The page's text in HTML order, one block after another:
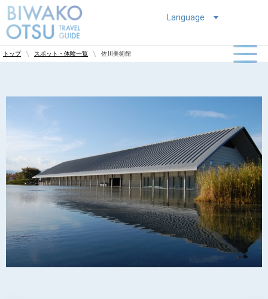
Language
トップ スポット・体験一覧 佐川美術館